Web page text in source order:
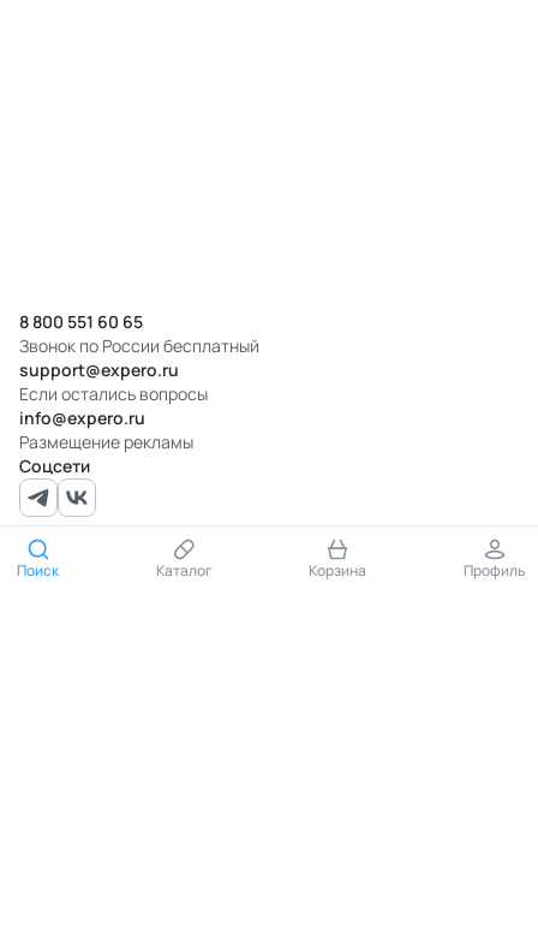
Поиск Каталог Корзина Профиль
8 800 551 60 65
Звонок по России бесплатный
support@expero.ru
Если остались вопросы
info@expero.ru
Размещение рекламы
Соцсети
Документы